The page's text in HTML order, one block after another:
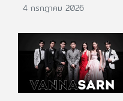
4 กรกฎาคม 2026